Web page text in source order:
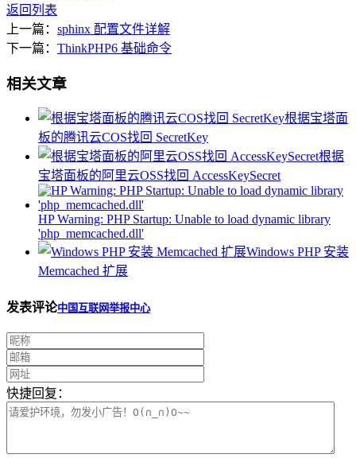
返回列表
上一篇： sphinx 配置文件详解
下一篇： ThinkPHP6 基础命令
相关文章
根据宝塔面
板的腾讯云COS找回 SecretKey
根据
宝塔面板的阿里云OSS找回 AccessKeySecret
HP Warning: PHP Startup: Unable to load dynamic library
'php_memcached.dll'
Windows PHP 安装
Memcached 扩展
发表评论中国互联网举报中心
快捷回复：